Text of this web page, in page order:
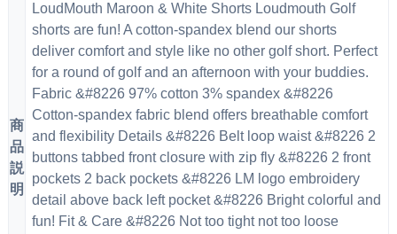
商
品
説
明
LoudMouth Maroon & White Shorts Loudmouth Golf
shorts are fun! A cotton-spandex blend our shorts
deliver comfort and style like no other golf short. Perfect
for a round of golf and an afternoon with your buddies.
Fabric &#8226 97% cotton 3% spandex &#8226
Cotton-spandex fabric blend offers breathable comfort
and flexibility Details &#8226 Belt loop waist &#8226 2
buttons tabbed front closure with zip fly &#8226 2 front
pockets 2 back pockets &#8226 LM logo embroidery
detail above back left pocket &#8226 Bright colorful and
fun! Fit & Care &#8226 Not too tight not too loose